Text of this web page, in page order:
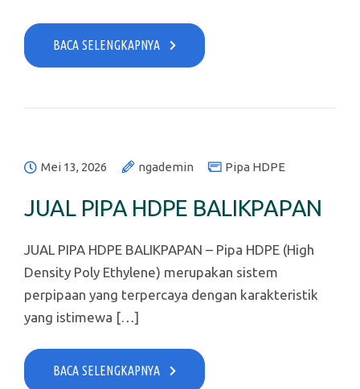
BACA SELENGKAPNYA
Mei 13, 2026 ngademin Pipa HDPE
JUAL PIPA HDPE BALIKPAPAN
JUAL PIPA HDPE BALIKPAPAN – Pipa HDPE (High
Density Poly Ethylene) merupakan sistem
perpipaan yang terpercaya dengan karakteristik
yang istimewa […]
BACA SELENGKAPNYA